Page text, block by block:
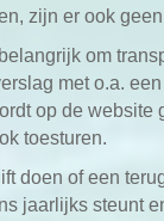
zijn er ook
om
met o.a.
op de website
toesturen.
doen of een
jaarlijks steunt